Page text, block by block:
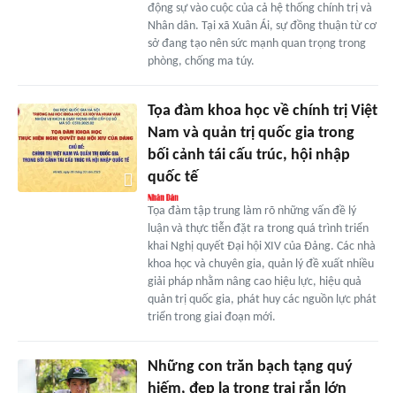
động sự vào cuộc của cả hệ thống chính trị và
Nhân dân. Tại xã Xuân Ái, sự đồng thuận từ cơ
sở đang tạo nên sức mạnh quan trọng trong
phòng, chống ma túy.
Tọa đàm khoa học về chính trị Việt
Nam và quản trị quốc gia trong
bối cảnh tái cấu trúc, hội nhập
quốc tế
Tọa đàm tập trung làm rõ những vấn đề lý
luận và thực tiễn đặt ra trong quá trình triển
khai Nghị quyết Đại hội XIV của Đảng. Các nhà
khoa học và chuyên gia, quản lý đề xuất nhiều
giải pháp nhằm nâng cao hiệu lực, hiệu quả
quản trị quốc gia, phát huy các nguồn lực phát
triển trong giai đoạn mới.
Những con trăn bạch tạng quý
hiếm, đẹp lạ trong trại rắn lớn